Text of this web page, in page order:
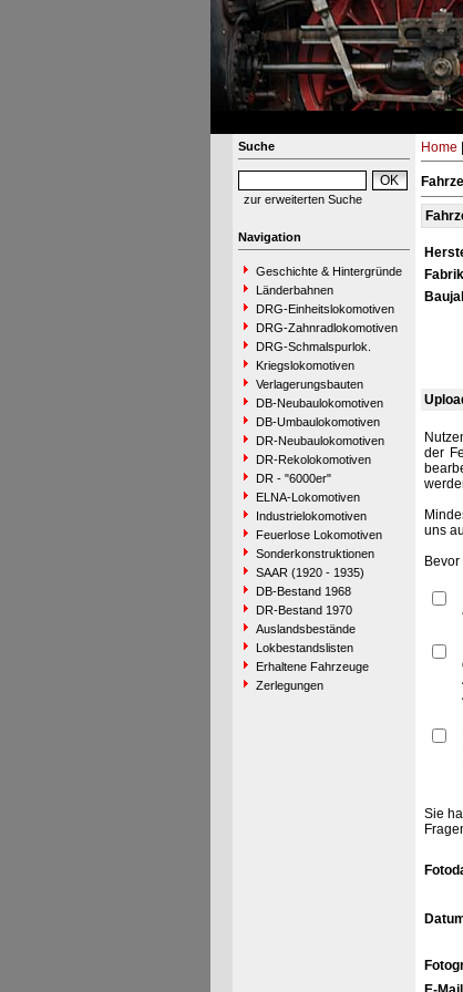
Suche
zur erweiterten Suche
Navigation
Geschichte & Hintergründe
Länderbahnen
DRG-Einheitslokomotiven
DRG-Zahnradlokomotiven
DRG-Schmalspurlok.
Kriegslokomotiven
Verlagerungsbauten
DB-Neubaulokomotiven
DB-Umbaulokomotiven
DR-Neubaulokomotiven
DR-Rekolokomotiven
DR - "6000er"
ELNA-Lokomotiven
Industrielokomotiven
Feuerlose Lokomotiven
Sonderkonstruktionen
SAAR (1920 - 1935)
DB-Bestand 1968
DR-Bestand 1970
Auslandsbestände
Lokbestandslisten
Erhaltene Fahrzeuge
Zerlegungen
Home
der
uns
Sie